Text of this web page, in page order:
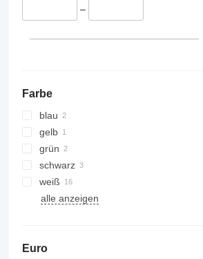
–
Farbe
blau
gelb
grün
schwarz
weiß
alle anzeigen
Euro